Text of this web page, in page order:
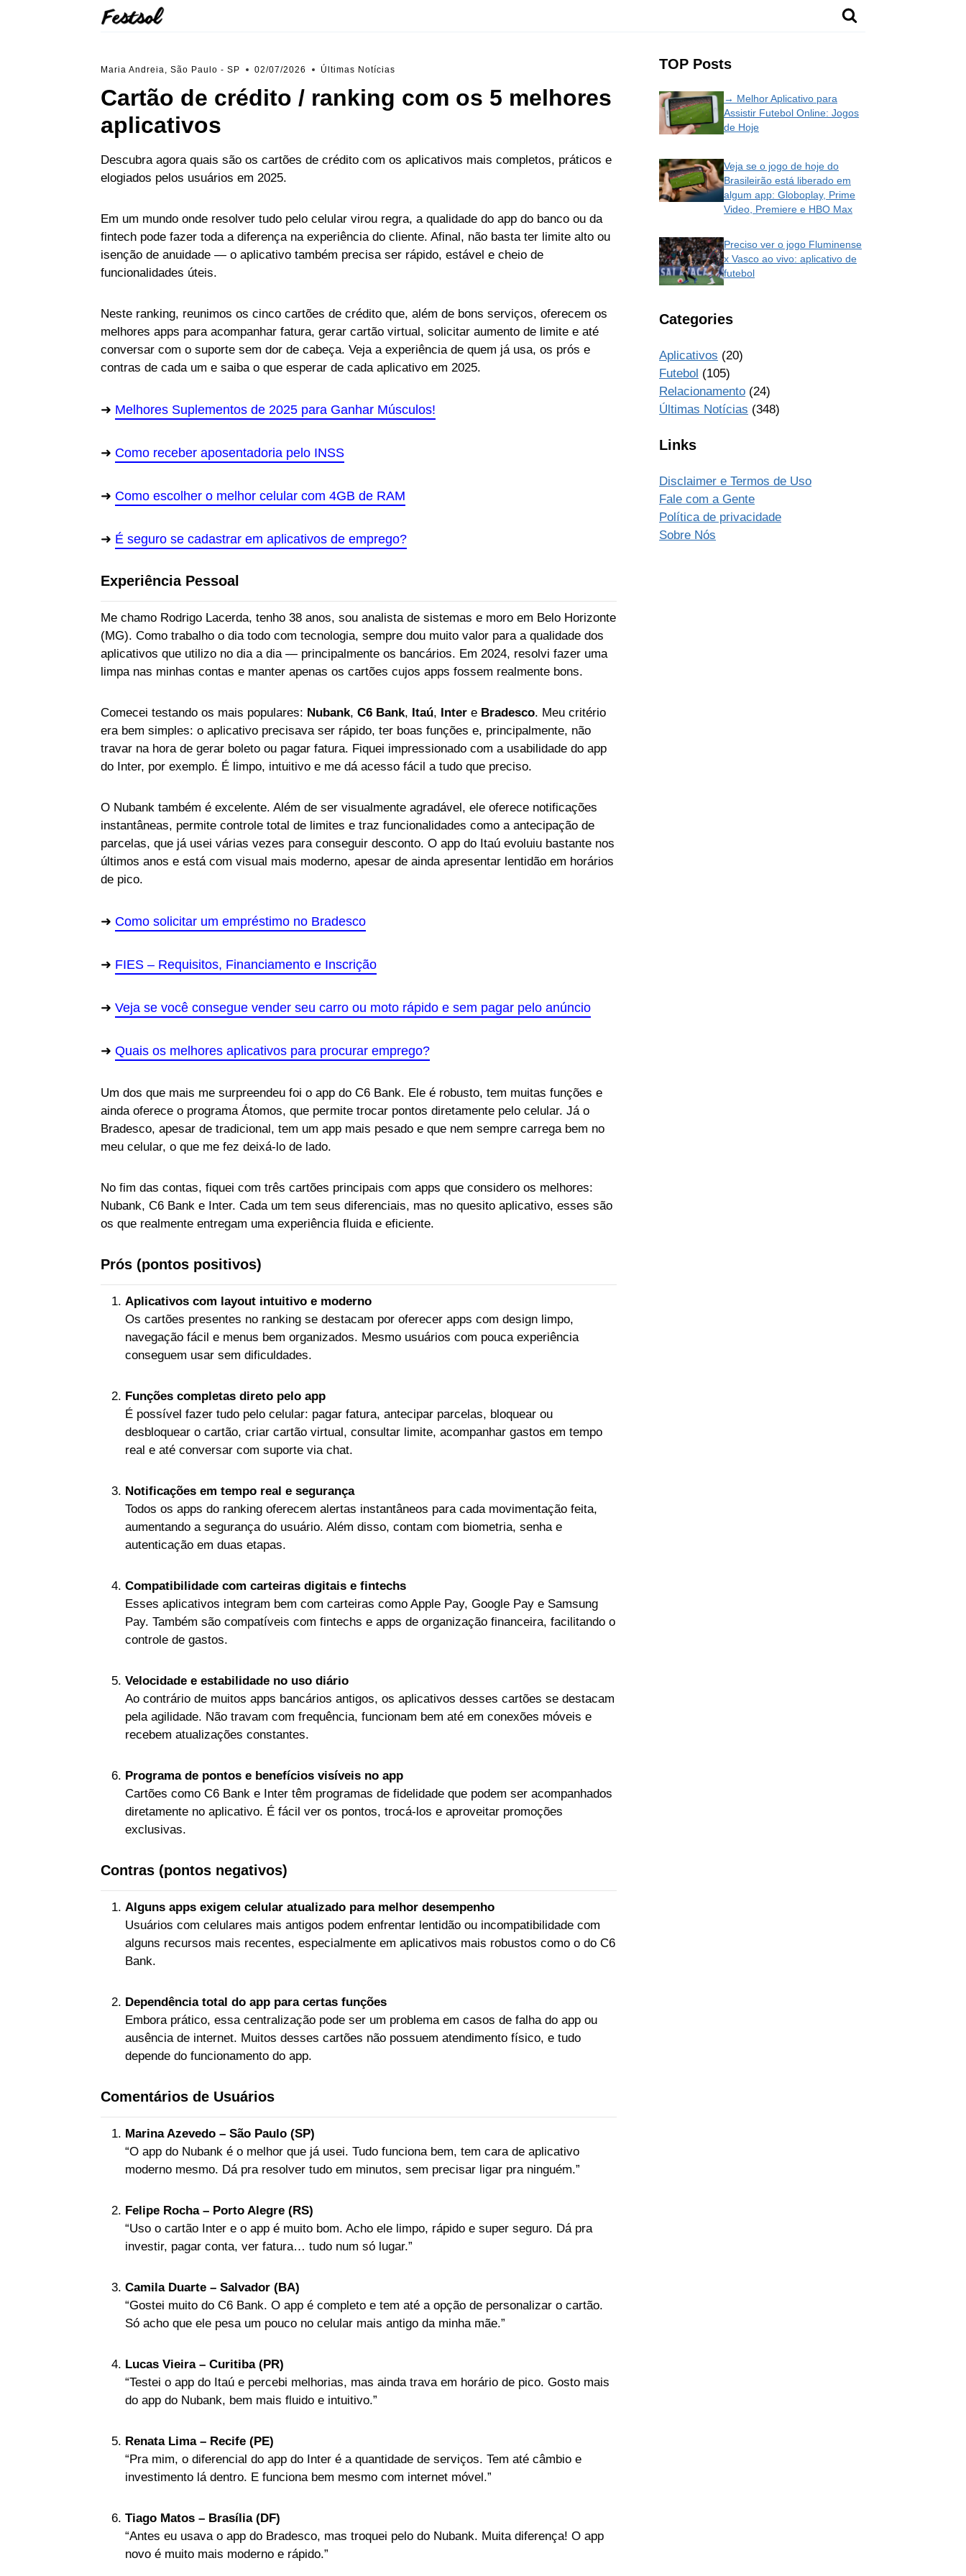
Maria Andreia, São Paulo - SP 02/07/2026 Últimas Notícias
Cartão de crédito / ranking com os 5 melhores
aplicativos
Descubra agora quais são os cartões de crédito com os aplicativos mais completos, práticos e
elogiados pelos usuários em 2025.
Em um mundo onde resolver tudo pelo celular virou regra, a qualidade do app do banco ou da
fintech pode fazer toda a diferença na experiência do cliente. Afinal, não basta ter limite alto ou
isenção de anuidade — o aplicativo também precisa ser rápido, estável e cheio de
funcionalidades úteis.
Neste ranking, reunimos os cinco cartões de crédito que, além de bons serviços, oferecem os
melhores apps para acompanhar fatura, gerar cartão virtual, solicitar aumento de limite e até
conversar com o suporte sem dor de cabeça. Veja a experiência de quem já usa, os prós e
contras de cada um e saiba o que esperar de cada aplicativo em 2025.
Melhores Suplementos de 2025 para Ganhar Músculos!
Como receber aposentadoria pelo INSS
Como escolher o melhor celular com 4GB de RAM
É seguro se cadastrar em aplicativos de emprego?
Experiência Pessoal
Me chamo Rodrigo Lacerda, tenho 38 anos, sou analista de sistemas e moro em Belo Horizonte
(MG). Como trabalho o dia todo com tecnologia, sempre dou muito valor para a qualidade dos
aplicativos que utilizo no dia a dia — principalmente os bancários. Em 2024, resolvi fazer uma
limpa nas minhas contas e manter apenas os cartões cujos apps fossem realmente bons.
Comecei testando os mais populares: Nubank, C6 Bank, Itaú, Inter e Bradesco. Meu critério
era bem simples: o aplicativo precisava ser rápido, ter boas funções e, principalmente, não
travar na hora de gerar boleto ou pagar fatura. Fiquei impressionado com a usabilidade do app
do Inter, por exemplo. É limpo, intuitivo e me dá acesso fácil a tudo que preciso.
O Nubank também é excelente. Além de ser visualmente agradável, ele oferece notificações
instantâneas, permite controle total de limites e traz funcionalidades como a antecipação de
parcelas, que já usei várias vezes para conseguir desconto. O app do Itaú evoluiu bastante nos
últimos anos e está com visual mais moderno, apesar de ainda apresentar lentidão em horários
de pico.
Como solicitar um empréstimo no Bradesco
FIES – Requisitos, Financiamento e Inscrição
Veja se você consegue vender seu carro ou moto rápido e sem pagar pelo anúncio
Quais os melhores aplicativos para procurar emprego?
Um dos que mais me surpreendeu foi o app do C6 Bank. Ele é robusto, tem muitas funções e
ainda oferece o programa Átomos, que permite trocar pontos diretamente pelo celular. Já o
Bradesco, apesar de tradicional, tem um app mais pesado e que nem sempre carrega bem no
meu celular, o que me fez deixá-lo de lado.
No fim das contas, fiquei com três cartões principais com apps que considero os melhores:
Nubank, C6 Bank e Inter. Cada um tem seus diferenciais, mas no quesito aplicativo, esses são
os que realmente entregam uma experiência fluida e eficiente.
Prós (pontos positivos)
Aplicativos com layout intuitivo e moderno
Os cartões presentes no ranking se destacam por oferecer apps com design limpo,
navegação fácil e menus bem organizados. Mesmo usuários com pouca experiência
conseguem usar sem dificuldades.
Funções completas direto pelo app
É possível fazer tudo pelo celular: pagar fatura, antecipar parcelas, bloquear ou
desbloquear o cartão, criar cartão virtual, consultar limite, acompanhar gastos em tempo
real e até conversar com suporte via chat.
Notificações em tempo real e segurança
Todos os apps do ranking oferecem alertas instantâneos para cada movimentação feita,
aumentando a segurança do usuário. Além disso, contam com biometria, senha e
autenticação em duas etapas.
Compatibilidade com carteiras digitais e fintechs
Esses aplicativos integram bem com carteiras como Apple Pay, Google Pay e Samsung
Pay. Também são compatíveis com fintechs e apps de organização financeira, facilitando o
controle de gastos.
Velocidade e estabilidade no uso diário
Ao contrário de muitos apps bancários antigos, os aplicativos desses cartões se destacam
pela agilidade. Não travam com frequência, funcionam bem até em conexões móveis e
recebem atualizações constantes.
Programa de pontos e benefícios visíveis no app
Cartões como C6 Bank e Inter têm programas de fidelidade que podem ser acompanhados
diretamente no aplicativo. É fácil ver os pontos, trocá-los e aproveitar promoções
exclusivas.
Contras (pontos negativos)
Alguns apps exigem celular atualizado para melhor desempenho
Usuários com celulares mais antigos podem enfrentar lentidão ou incompatibilidade com
alguns recursos mais recentes, especialmente em aplicativos mais robustos como o do C6
Bank.
Dependência total do app para certas funções
Embora prático, essa centralização pode ser um problema em casos de falha do app ou
ausência de internet. Muitos desses cartões não possuem atendimento físico, e tudo
depende do funcionamento do app.
Comentários de Usuários
Marina Azevedo – São Paulo (SP)
“O app do Nubank é o melhor que já usei. Tudo funciona bem, tem cara de aplicativo
moderno mesmo. Dá pra resolver tudo em minutos, sem precisar ligar pra ninguém.”
Felipe Rocha – Porto Alegre (RS)
“Uso o cartão Inter e o app é muito bom. Acho ele limpo, rápido e super seguro. Dá pra
investir, pagar conta, ver fatura… tudo num só lugar.”
Camila Duarte – Salvador (BA)
“Gostei muito do C6 Bank. O app é completo e tem até a opção de personalizar o cartão.
Só acho que ele pesa um pouco no celular mais antigo da minha mãe.”
Lucas Vieira – Curitiba (PR)
“Testei o app do Itaú e percebi melhorias, mas ainda trava em horário de pico. Gosto mais
do app do Nubank, bem mais fluido e intuitivo.”
Renata Lima – Recife (PE)
“Pra mim, o diferencial do app do Inter é a quantidade de serviços. Tem até câmbio e
investimento lá dentro. E funciona bem mesmo com internet móvel.”
Tiago Matos – Brasília (DF)
“Antes eu usava o app do Bradesco, mas troquei pelo do Nubank. Muita diferença! O app
novo é muito mais moderno e rápido.”
TOP Posts
→ Melhor Aplicativo para
Assistir Futebol Online: Jogos
de Hoje
Veja se o jogo de hoje do
Brasileirão está liberado em
algum app: Globoplay, Prime
Video, Premiere e HBO Max
Preciso ver o jogo Fluminense
x Vasco ao vivo: aplicativo de
futebol
Categories
Aplicativos (20)
Futebol (105)
Relacionamento (24)
Últimas Notícias (348)
Links
Disclaimer e Termos de Uso
Fale com a Gente
Política de privacidade
Sobre Nós